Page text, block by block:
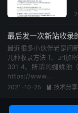
最后发一次新站收录
最近很多小伙伴老是问
几种收录方法 1、url加
301 4、所谓的蜘蛛池
https://www...
2021-10-25  技术分享